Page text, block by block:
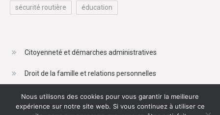
sécurité routière éducation
Citoyenneté et démarches administratives
Droit de la famille et relations personnelles
Droit du travail et de l'emploi
Nous utilisons des cookies pour vous garantir la meilleure
expérience sur notre site web. Si vous continuez à utiliser ce